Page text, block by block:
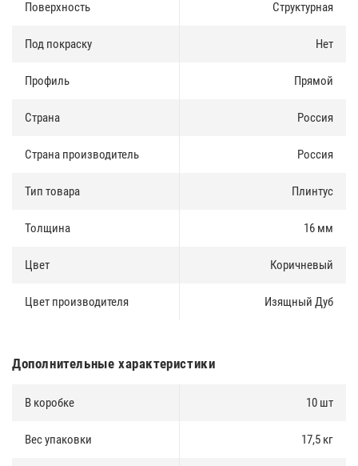
Доставка и оплата
оптом так и в розницу. Купить плинтус можно за наличные и по
ежедневно. Доставка в регионы России осуществляется через
Поверхность Структурная
Под покраску Нет
Профиль Прямой
Страна Россия
Страна производитель Россия
Тип товара Плинтус
Толщина 16 мм
Цвет Коричневый
Цвет производителя Изящный Дуб
Дополнительные характеристики
В коробке 10 шт
Вес упаковки 17,5 кг